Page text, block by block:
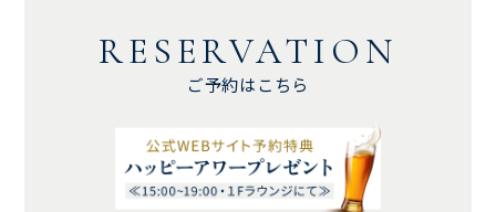
RESERVATION
ご予約はこちら